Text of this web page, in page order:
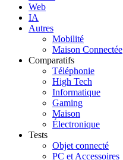
Web
IA
Autres
Mobilité
Maison Connectée
Comparatifs
Téléphonie
High Tech
Informatique
Gaming
Maison
Électronique
Tests
Objet connecté
PC et Accessoires